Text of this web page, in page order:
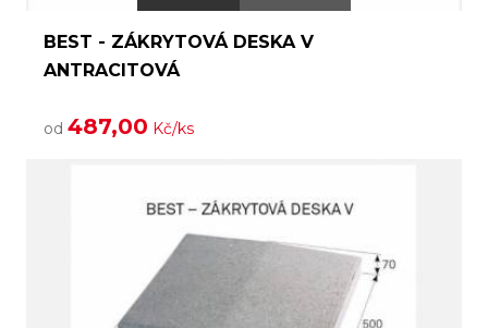
BEST - ZÁKRYTOVÁ DESKA V
ANTRACITOVÁ
od 487,00 Kč/ks